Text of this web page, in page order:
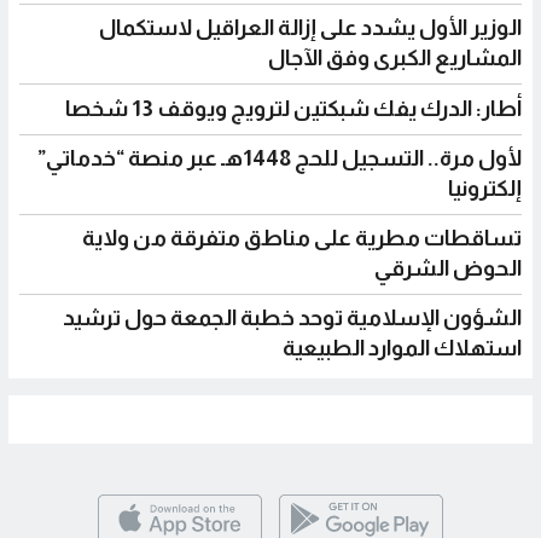
الأول يشدد على إزالة العراقيل لاستكمال
الكبرى وفق الآجال
يفك شبكتين لترويج ويوقف 13 شخصا
لأول مرة.. التسجيل للحج 1448هـ عبر منصة “خدماتي”
مطرية على مناطق متفرقة من ولاية
الشرقي
الإسلامية توحد خطبة الجمعة حول ترشيد
الموارد الطبيعية